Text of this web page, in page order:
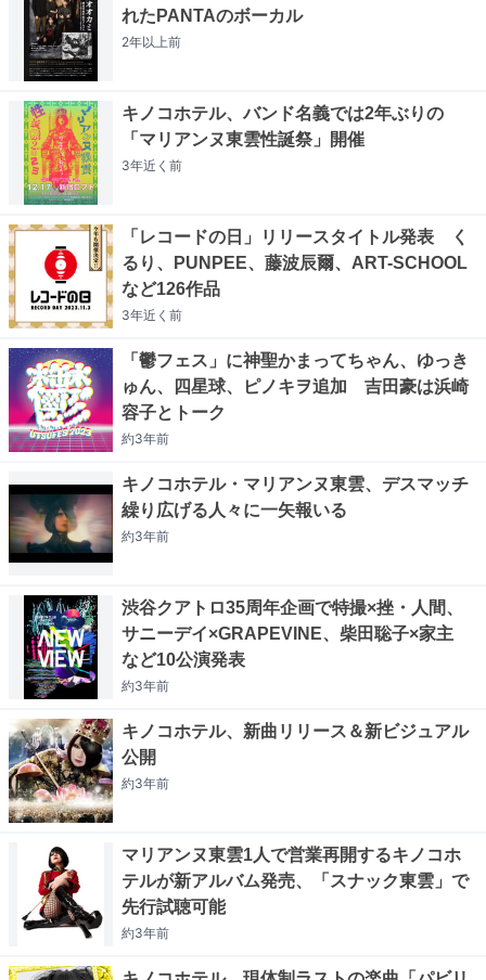
れたPANTAのボーカル
2年以上前
キノコホテル、バンド名義では2年ぶりの
「マリアンヌ東雲性誕祭」開催
3年近く 前
「レコードの日」リリースタイトル発表 く
るり、PUNPEE、藤波辰爾、ART-SCHOOL
など126作品
3年近く 前
「鬱フェス」に神聖かまってちゃん、ゆっき
ゅん、四星球、ピノキヲ追加 吉田豪は浜崎
容子とトーク
約3年前
キノコホテル・マリアンヌ東雲、デスマッチ
繰り広げる人々に一矢報いる
約3年前
渋谷クアトロ35周年企画で特撮×挫・人間、
サニーデイ×GRAPEVINE、柴田聡子×家主
など10公演発表
約3年前
キノコホテル、新曲リリース＆新ビジュアル
公開
約3年前
マリアンヌ東雲1人で営業再開するキノコホ
テルが新アルバム発売、「スナック東雲」で
先行試聴可能
約3年前